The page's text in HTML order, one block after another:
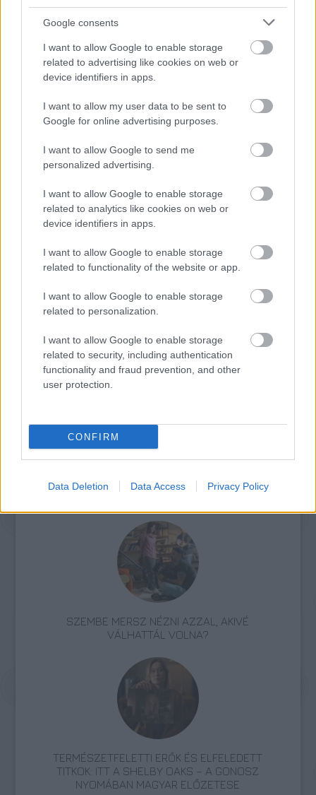
Google consents
I want to allow Google to enable storage
related to advertising like cookies on web or
device identifiers in apps.
I want to allow my user data to be sent to
Google for online advertising purposes.
I want to allow Google to send me
personalized advertising.
I want to allow Google to enable storage
related to analytics like cookies on web or
device identifiers in apps.
I want to allow Google to enable storage
related to functionality of the website or app.
I want to allow Google to enable storage
related to personalization.
I want to allow Google to enable storage
related to security, including authentication
functionality and fraud prevention, and other
user protection.
CONFIRM
Data Deletion Data Access Privacy Policy
Díjazás forgatókönyv kategóriában
1. helyezett – 300 000 Ft
2. helyezett – 200 000 Ft
3. helyezett – 100 000 Ft
A jelentkező a pályamunka beküldésével
hozzájárul ahhoz, hogy az általa megadott
személyes adatokat a KB8 Film Production
adatbázis létrehozása, hírlevelek küldése,
továbbítása, valamint későbbi pályázatokkal
tárolja. Tudomásul veszi, hogy az KB8 Film
Production a megadott személyes adatait
szükséges mértékben kezeli, azokat
harmadik személy részére nem továbbítja.
A regisztrációval a jelentkező hozzájárul,
hogy pályaművét a pályázattal kapcsolatos
megjelenésekhez felhasználják.
Film Pályázat kb8
SZEMBE MERSZ NÉZNI AZZAL, AKIVÉ
VÁLHATTÁL VOLNA?
TERMÉSZETFELETTI ERŐK ÉS ELFELEDETT
TITKOK: ITT A SHELBY OAKS – A GONOSZ
NYOMÁBAN MAGYAR ELŐZETESE